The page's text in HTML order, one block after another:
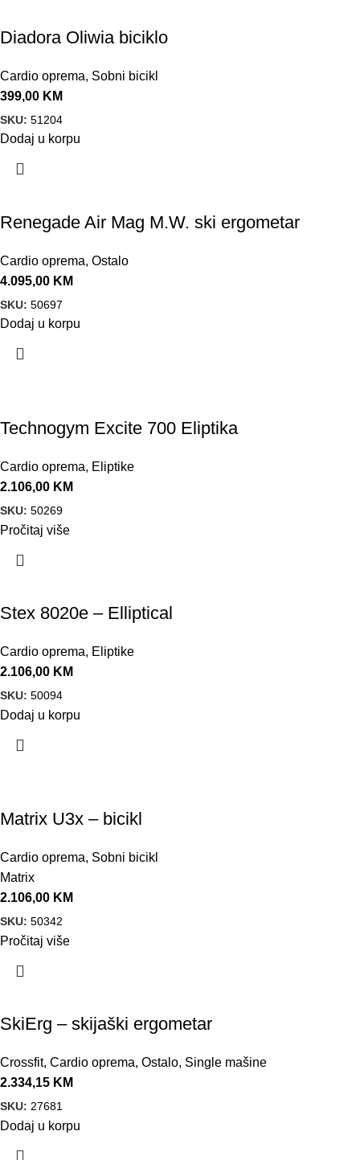
Diadora Oliwia biciklo
Cardio oprema, Sobni bicikl
399,00 KM
SKU: 51204
Dodaj u korpu
Renegade Air Mag M.W. ski ergometar
Cardio oprema, Ostalo
4.095,00 KM
SKU: 50697
Dodaj u korpu
Technogym Excite 700 Eliptika
Cardio oprema, Eliptike
2.106,00 KM
SKU: 50269
Pročitaj više
Stex 8020e – Elliptical
Cardio oprema, Eliptike
2.106,00 KM
SKU: 50094
Dodaj u korpu
Matrix U3x – bicikl
Cardio oprema, Sobni bicikl
Matrix
2.106,00 KM
SKU: 50342
Pročitaj više
SkiErg – skijaški ergometar
Crossfit, Cardio oprema, Ostalo, Single mašine
2.334,15 KM
SKU: 27681
Dodaj u korpu